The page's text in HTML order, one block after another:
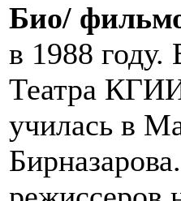
Био/
в 1988 году.
Театра
училась в